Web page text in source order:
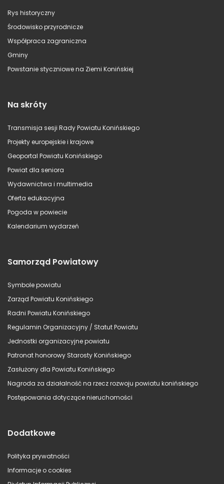
Rys historyczny
Środowisko przyrodnicze
Współpraca zagraniczna
Gminy
Powstanie styczniowe na Ziemi Konińskiej
Na skróty
Transmisja sesji Rady Powiatu Konińskiego
Projekty europejskie i krajowe
Geoportal Powiatu Konińskiego
Powiat dla seniora
Wydawnictwa i multimedia
Oferta edukacyjna
Pogoda w powiecie
Kalendarium wydarzeń
Samorząd Powiatowy
Symbole powiatu
Zarząd Powiatu Konińskiego
Radni Powiatu Konińskiego
Regulamin Organizacyjny / Statut Powiatu
Jednostki organizacyjne powiatu
Patronat honorowy Starosty Konińskiego
Zasłużony dla Powiatu Konińskiego
Nagroda za działalność na rzecz rozwoju powiatu konińskiego
Postępowania dotyczące nieruchomości
Dodatkowe
Polityka prywatności
Informacje o cookies